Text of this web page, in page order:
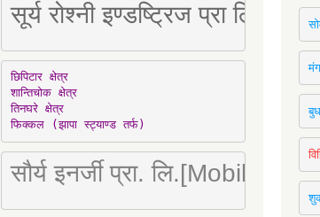
सूर्य रोश्नी इण्डष्ट्रिज प्रा लि
छिपिटार क्षेत्र
शान्तिचोक क्षेत्र
तिनघरे क्षेत्र
फिक्कल (झापा स्ट्याण्ड तर्फ)
सौर्य इनर्जी प्रा. लि.[Mobile :